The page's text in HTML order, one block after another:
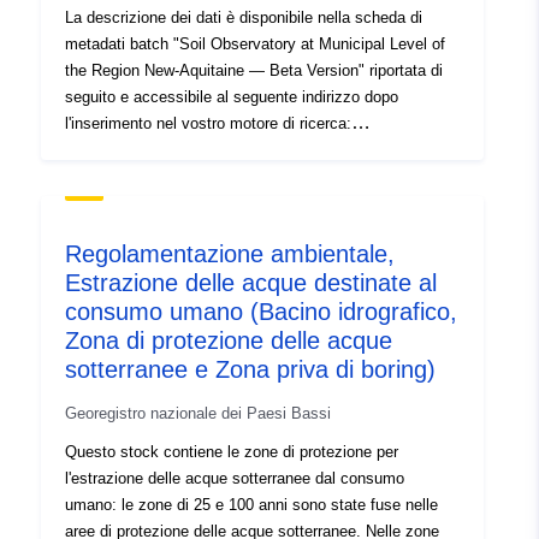
RH. Pripadajuće osjetljivo područje je područje delte
Dunava pri utoku u Crno more. Podaci o položaju
prikazani su u Hrvatskom terestričkom referentnom
sustavu 1996 Transvers Merkatorove projekcije
La descrizione dei dati è disponibile nella scheda di
metadati batch "Soil Observatory at Municipal Level of
the Region New-Aquitaine — Beta Version" riportata di
seguito e accessibile al seguente indirizzo dopo
l'inserimento nel vostro motore di ricerca:
ata/fr-120066022-ldd-2bd25601-a8bc-4a19-a0b8-
disponibili è il dipartimento dell'Alta Vienna. Quando si
utilizzano i dati Oscom, fare riferimento al file
N_OSCOM2014_TxVectMajic_087.csv. Se il tasso di
vettorizzazione dei comuni studiati è basso, la
pertinenza dei dati deve essere verificata prima di
giungere a qualsiasi conclusione. I dati sono disponibili
anche in WMS e WFS: Avvertenze — Posizione
sull'indirizzo, fare clic con il pulsante destro del mouse,
copiare l'indirizzo di collegamento e incollare nella
finestra di dialogo di connessione del server WMS,
WFS.L'uso di un altro metodo porta alla comparsa di
Regolamentazione ambientale,
Estrazione delle acque destinate al
consumo umano (Bacino idrografico,
Zona di protezione delle acque
sotterranee e Zona priva di boring)
Georegistro nazionale dei Paesi Bassi
Questo stock contiene le zone di protezione per
l'estrazione delle acque sotterranee dal consumo
umano: le zone di 25 e 100 anni sono state fuse nelle
aree di protezione delle acque sotterranee. Nelle zone